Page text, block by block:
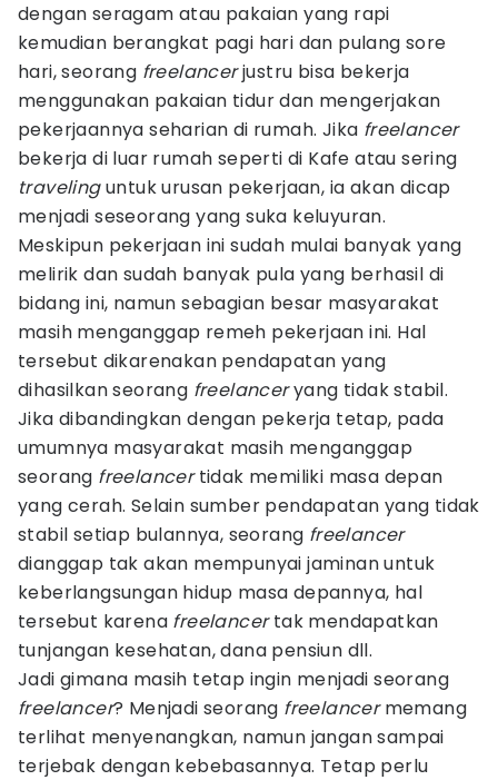
dengan seragam atau pakaian yang rapi
kemudian berangkat pagi hari dan pulang sore
hari, seorang freelancerjustru bisa bekerja
menggunakan pakaian tidur dan mengerjakan
pekerjaannya seharian di rumah. Jika freelancer
bekerja di luar rumah seperti di Kafe atau sering
travelinguntuk urusan pekerjaan, ia akan dicap
menjadi seseorang yang suka keluyuran.
Meskipun pekerjaan ini sudah mulai banyak yang
melirik dan sudah banyak pula yang berhasil di
bidang ini, namun sebagian besar masyarakat
masih menganggap remeh pekerjaan ini. Hal
tersebut dikarenakan pendapatan yang
dihasilkan seorang freelanceryang tidak stabil.
Jika dibandingkan dengan pekerja tetap, pada
umumnya masyarakat masih menganggap
seorang freelancertidak memiliki masa depan
yang cerah. Selain sumber pendapatan yang tidak
stabil setiap bulannya, seorang freelancer
dianggap tak akan mempunyai jaminan untuk
keberlangsungan hidup masa depannya, hal
tersebut karena freelancertak mendapatkan
tunjangan kesehatan, dana pensiun dll.
Jadi gimana masih tetap ingin menjadi seorang
freelancer? Menjadi seorang freelancermemang
terlihat menyenangkan, namun jangan sampai
terjebak dengan kebebasannya. Tetap perlu